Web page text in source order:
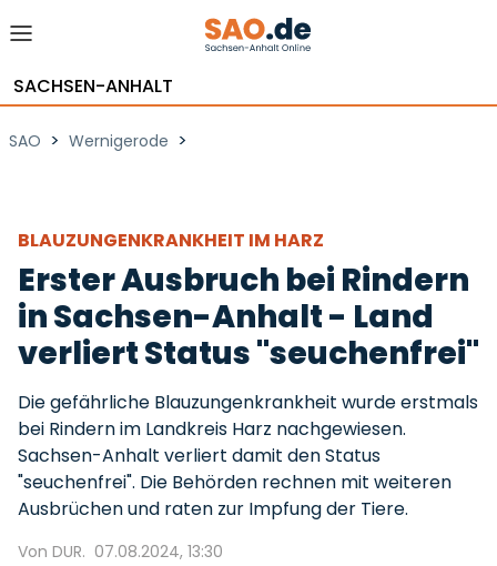
SACHSEN-ANHALT
SAO > Wernigerode >
BLAUZUNGENKRANKHEIT IM HARZ
Erster Ausbruch bei Rindern
in Sachsen-Anhalt - Land
verliert Status "seuchenfrei"
Die gefährliche Blauzungenkrankheit wurde erstmals
bei Rindern im Landkreis Harz nachgewiesen.
Sachsen-Anhalt verliert damit den Status
"seuchenfrei". Die Behörden rechnen mit weiteren
Ausbrüchen und raten zur Impfung der Tiere.
Von DUR. 07.08.2024, 13:30